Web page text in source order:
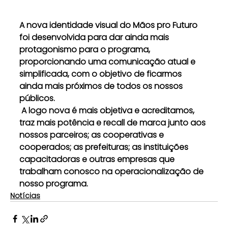
A nova identidade visual do Mãos pro Futuro
foi desenvolvida para dar ainda mais
protagonismo para o programa,
proporcionando uma comunicação atual e
simplificada, com o objetivo de ficarmos
ainda mais próximos de todos os nossos
públicos.
traz mais potência e recall de marca junto aos
nossos parceiros; as cooperativas e
cooperados; as prefeituras; as instituições
capacitadoras e outras empresas que
trabalham conosco na operacionalização de
nosso programa.
Notícias